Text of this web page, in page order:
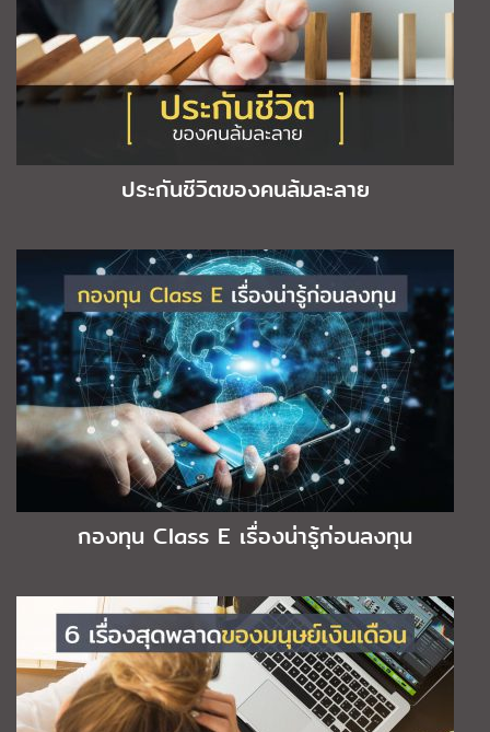
ประกันชีวิตของคนล้มละลาย
กองทุน Class E เรื่องน่ารู้ก่อนลงทุน